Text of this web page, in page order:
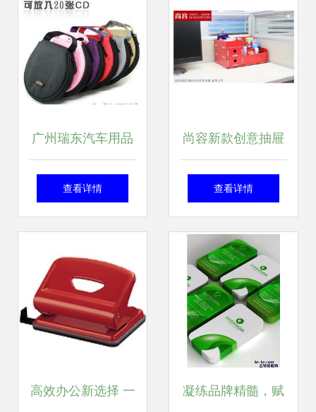
广州瑞东汽车用品
厂 专业打造高品质
查看详情
尚容新款创意抽屉
式木质化妆盒 桌面
查看详情
高效办公新选择 一 凝练品牌精髓，赋